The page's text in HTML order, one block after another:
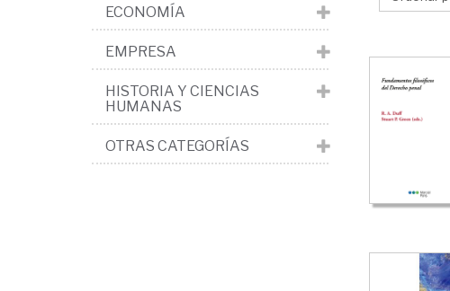
ECONOMÍA
EMPRESA
HISTORIA Y CIENCIAS
HUMANAS
OTRAS CATEGORÍAS